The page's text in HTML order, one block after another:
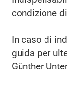
condizione
In caso di
guida per
Günther